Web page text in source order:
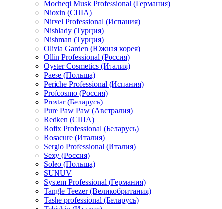
Mocheqi Musk Professional (Германия)
Nioxin (США)
Nirvel Professional (Испания)
Nishlady (Турция)
Nishman (Турция)
Olivia Garden (Южная корея)
Ollin Professional (Россия)
Oyster Cosmetics (Италия)
Paese (Польша)
Periche Professional (Испания)
Profcosmo (Россия)
Prostar (Беларусь)
Pure Paw Paw (Австралия)
Redken (США)
Rofix Professional (Беларусь)
Rosacure (Италия)
Sergio Professional (Италия)
Sexy (Россия)
Soleo (Польша)
SUNUV
System Professional (Германия)
Tangle Teezer (Великобритания)
Tashe professional (Беларусь)